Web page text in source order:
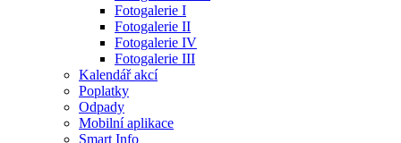
Fotogalerie I
Fotogalerie II
Fotogalerie IV
Fotogalerie III
Kalendář akcí
Poplatky
Odpady
Mobilní aplikace
Smart Info